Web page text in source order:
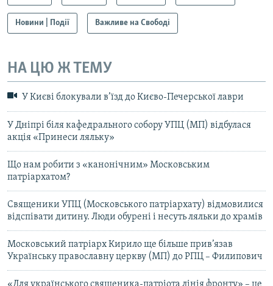
Новини | Події Важливе на Свободі
НА ЦЮ Ж ТЕМУ
У Києві блокували в’їзд до Києво-Печерської лаври
У Дніпрі біля кафедрального собору УПЦ (МП) відбулася
акція «Принеси ляльку»
Що нам робити з «канонічним» Московським
патріархатом?
Священики УПЦ (Московського патріархату) відмовилися
відспівати дитину. Люди обурені і несуть ляльки до храмів
​Московський патріарх Кирило ще більше прив’язав
Українську православну церкву (МП) до РПЦ – Филипович